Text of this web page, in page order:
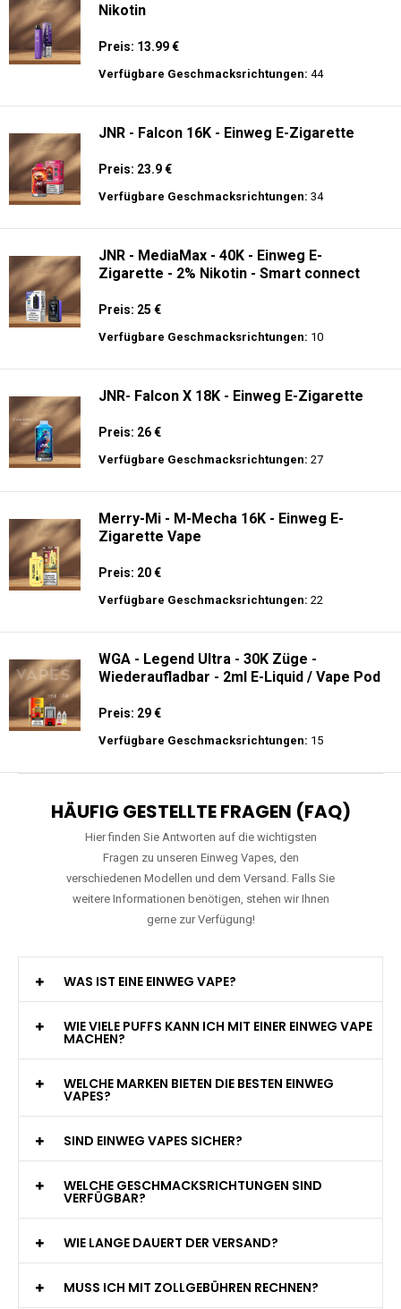
Nikotin
Preis: 13.99 €
Verfügbare Geschmacksrichtungen: 44
JNR - Falcon 16K - Einweg E-Zigarette
Preis: 23.9 €
Verfügbare Geschmacksrichtungen: 34
JNR - MediaMax - 40K - Einweg E-
Zigarette - 2% Nikotin - Smart connect
Preis: 25 €
Verfügbare Geschmacksrichtungen: 10
JNR- Falcon X 18K - Einweg E-Zigarette
Preis: 26 €
Verfügbare Geschmacksrichtungen: 27
Merry-Mi - M-Mecha 16K - Einweg E-
Zigarette Vape
Preis: 20 €
Verfügbare Geschmacksrichtungen: 22
WGA - Legend Ultra - 30K Züge -
Wiederaufladbar - 2ml E-Liquid / Vape Pod
Preis: 29 €
Verfügbare Geschmacksrichtungen: 15
HÄUFIG GESTELLTE FRAGEN (FAQ)
Hier finden Sie Antworten auf die wichtigsten
Fragen zu unseren Einweg Vapes, den
verschiedenen Modellen und dem Versand. Falls Sie
weitere Informationen benötigen, stehen wir Ihnen
gerne zur Verfügung!
WAS IST EINE EINWEG VAPE?
WIE VIELE PUFFS KANN ICH MIT EINER EINWEG VAPE
MACHEN?
WELCHE MARKEN BIETEN DIE BESTEN EINWEG
VAPES?
SIND EINWEG VAPES SICHER?
WELCHE GESCHMACKSRICHTUNGEN SIND
VERFÜGBAR?
WIE LANGE DAUERT DER VERSAND?
MUSS ICH MIT ZOLLGEBÜHREN RECHNEN?